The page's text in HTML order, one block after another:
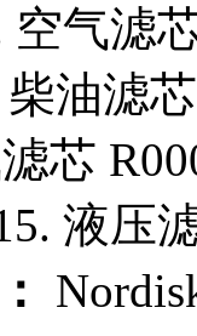
空气滤
柴油滤
芯
液压